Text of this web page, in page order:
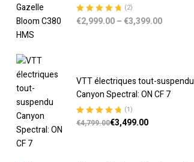
Note5.00 sur
(2)
€2,999.00– €3,399.00
VTT électriques tout-suspendu
Canyon Spectral: ON CF 7
Note5.00sur
(1)
€4,799.00€3,499.00